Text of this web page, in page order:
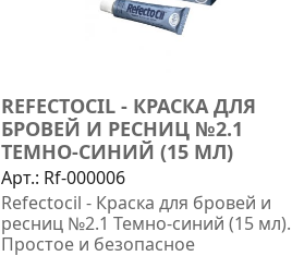
REFECTOCIL - КРАСКА ДЛЯ
БРОВЕЙ И РЕСНИЦ №2.1
ТЕМНО-СИНИЙ (15 МЛ)
Арт.: Rf-000006
Refectocil - Краска для бровей и
ресниц №2.1 Темно-синий (15 мл).
Простое и безопасное